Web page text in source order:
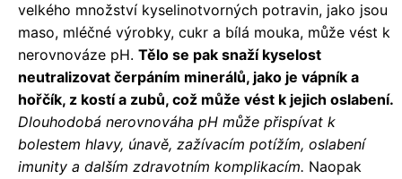
velkého množství kyselinotvorných potravin, jako jsou
maso, mléčné výrobky, cukr a bílá mouka, může vést k
nerovnováze pH. Tělo se pak snaží kyselost
neutralizovat čerpáním minerálů, jako je vápník a
hořčík, z kostí a zubů, což může vést k jejich oslabení.
Dlouhodobá nerovnováha pH může přispívat k
bolestem hlavy, únavě, zažívacím potížím, oslabení
imunity a dalším zdravotním komplikacím. Naopak